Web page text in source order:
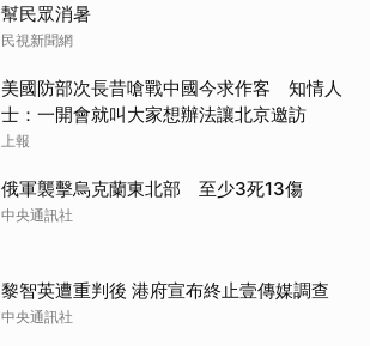
幫民眾消暑
民視新聞網
美國防部次長昔嗆戰中國今求作客 知情人
士：一開會就叫大家想辦法讓北京邀訪
上報
俄軍襲擊烏克蘭東北部 至少3死13傷
中央通訊社
黎智英遭重判後 港府宣布終止壹傳媒調查
中央通訊社